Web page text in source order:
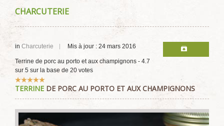
CHARCUTERIE
in Charcuterie Mis à jour : 24 mars 2016
Terrine de porc au porto et aux champignons - 4.7
sur 5 sur la base de 20 votes
Vote
utilisateur: 5/5
TERRINE DE PORC AU PORTO ET AUX CHAMPIGNONS